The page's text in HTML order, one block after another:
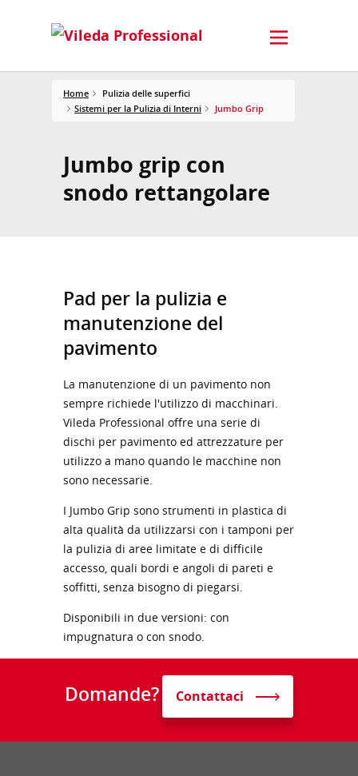
Home
Pulizia delle superfici
Sistemi per la Pulizia di Interni
Jumbo Grip
Jumbo grip con
snodo rettangolare
Pad per la pulizia e
manutenzione del
pavimento
La manutenzione di un pavimento non
sempre richiede l'utilizzo di macchinari.
Vileda Professional offre una serie di
dischi per pavimento ed attrezzature per
utilizzo a mano quando le macchine non
sono necessarie.
I Jumbo Grip sono strumenti in plastica di
alta qualità da utilizzarsi con i tamponi per
la pulizia di aree limitate e di difficile
accesso, quali bordi e angoli di pareti e
soffitti, senza bisogno di piegarsi.
Disponibili in due versioni: con
impugnatura o con snodo.
Domande? Contattaci